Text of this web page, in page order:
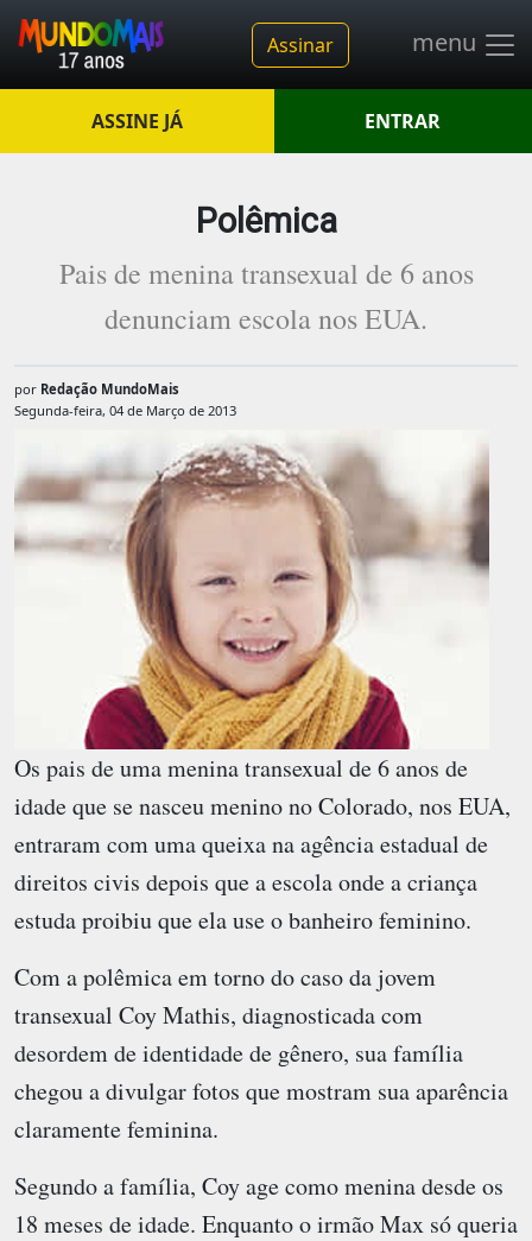
Assinar menu
ASSINE JÁ ENTRAR
Polêmica
Pais de menina transexual de 6 anos
denunciam escola nos EUA.
por Redação MundoMais
Segunda-feira, 04 de Março de 2013
Os pais de uma menina transexual de 6 anos de
idade que se nasceu menino no Colorado, nos EUA,
entraram com uma queixa na agência estadual de
direitos civis depois que a escola onde a criança
estuda proibiu que ela use o banheiro feminino.
Com a polêmica em torno do caso da jovem
transexual Coy Mathis, diagnosticada com
desordem de identidade de gênero, sua família
chegou a divulgar fotos que mostram sua aparência
claramente feminina.
Segundo a família, Coy age como menina desde os
18 meses de idade. Enquanto o irmão Max só queria